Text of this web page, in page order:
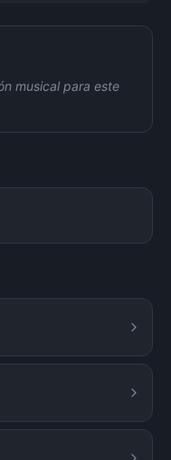
musical para este